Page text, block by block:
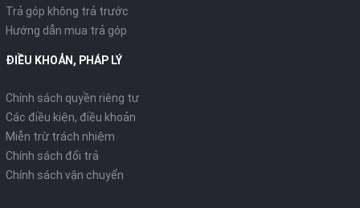
Trả góp không trả trước
Hướng dẫn mua trả góp
ĐIỀU KHOẢN, PHÁP LÝ
Chính sách quyền riêng tư
Các điều kiện, điều khoản
Miễn trừ trách nhiệm
Chính sách đổi trả
Chính sách vận chuyển